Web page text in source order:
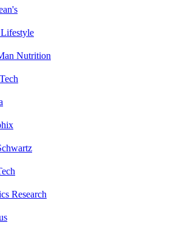
Nutrition
Research